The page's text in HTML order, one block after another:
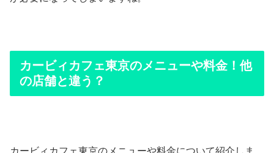
カービィカフェ東京のメニューや料金！他
の店舗と違う？
カービィカフェ東京のメニューや料金について紹介しま